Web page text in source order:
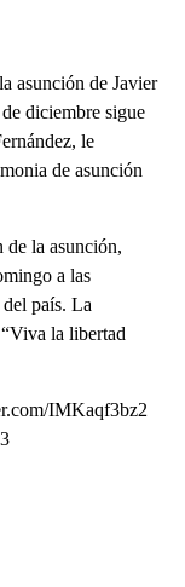
asunción de Javier
diciembre sigue
le
de asunción
la asunción,
a las
país. La
la libertad
IMKaqf3bz2